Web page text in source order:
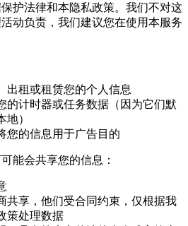
护法律和本隐私政策。我们不对这
动负责，我们建议您在使用本服务
出租或租赁您的个人信息
的计时器或任务数据（因为它们默
）
您的信息用于广告目的
能会共享您的信息：
共享，他们受合同约束，仅根据我
策处理数据